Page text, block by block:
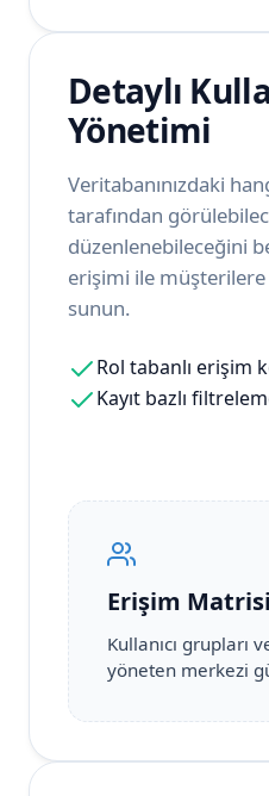
Detaylı
Yönetimi
Veritabanınızdaki
tarafından
düzenlenebileceğini
erişimi ile müşterilere
sunun.
Rol tabanlı erişim
Kayıt bazlı
Erişim Matrisi
Kullanıcı grupları
yöneten merkezi